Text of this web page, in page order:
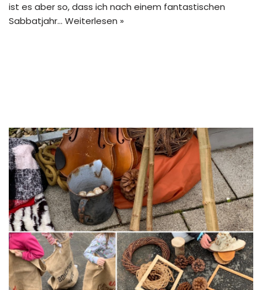
ist es aber so, dass ich nach einem fantastischen
Sabbatjahr… Weiterlesen »